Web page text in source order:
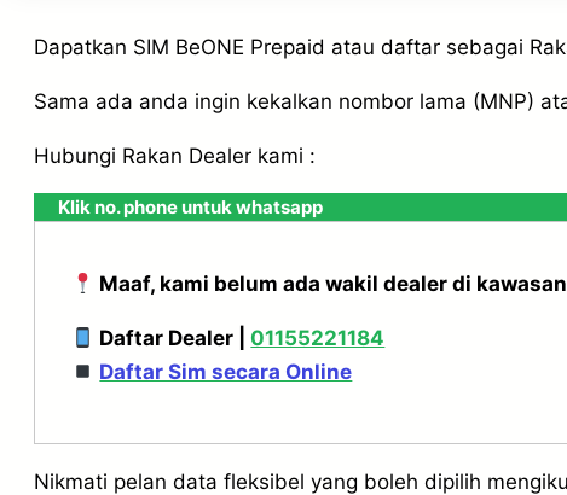
Dapatkan SIM BeONE Prepaid atau daftar sebagai
Sama ada anda ingin kekalkan nombor lama (MNP)
Hubungi Rakan Dealer kami :
Klik no. phone untuk whatsapp
Maaf, kami belum ada wakil dealer di
Daftar Dealer |01155221184
Daftar Sim secara Online
Nikmati pelan data fleksibel yang boleh dipilih